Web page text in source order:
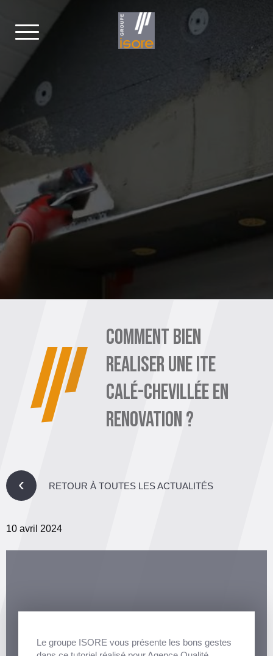
COMMENT BIEN
REALISER UNE ITE
CALÉ-CHEVILLÉE EN
RENOVATION ?
› RETOUR À TOUTES LES ACTUALITÉS
10 avril 2024
Le groupe ISORE vous présente les bons gestes